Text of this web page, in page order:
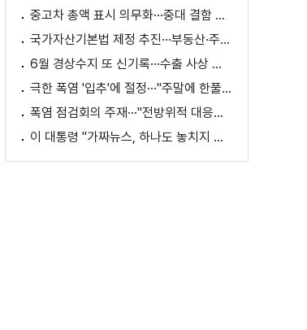
중고차 총액 표시 의무화···중대 결함 시 '계약 해제'
국가자산기본법 제정 추진···부동산·주식 등 통합 관리
6월 경상수지 또 신기록···수출 사상 첫 1천억 달러
극한 폭염 '입추'에 절정···"주말에 한풀 꺾인다"
폭염 점검회의 주재···"전방위적 대응체계 가동"
이 대통령 "가짜뉴스, 하나도 놓치지 말고 바로잡아야"